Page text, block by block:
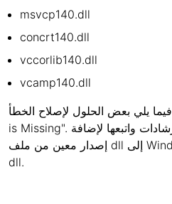
msvcp140.dll
concrt140.dll
vccorlib140.dll
vcamp140.dll
فيما يلي بعض الحلول لإصلاح الخطأ "bcgcbpro1800u100.dll
is Missing". من فضلك ، اقرأ جميع الإرشادات واتبعها لإضافة
إصدار معين من ملف dll إلى Windows بنجاح لاستعادة: مشكلة
dll.